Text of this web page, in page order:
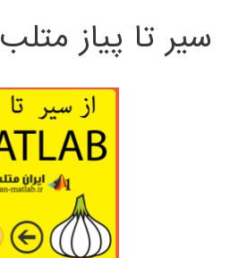
سیر تا پیاز متلب MATLAB